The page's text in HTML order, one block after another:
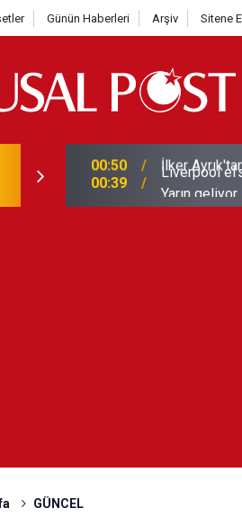
Günün Haberleri Arşiv Sitene
00:39
Liverpool
Yarın geliyor
GÜNCEL